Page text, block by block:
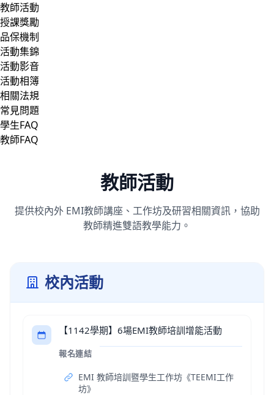
教師活動
授課獎勵
品保機制
活動集錦
活動影音
活動相簿
相關法規
常見問題
學生FAQ
教師FAQ
教師活動
提供校內外 EMI教師講座、工作坊及研習相關資訊，協助
教師精進雙語教學能力。
校內活動
【1142學期】6場EMI教師培訓增能活動
報名連結
EMI 教師培訓暨學生工作坊《TEEMI工作
坊》